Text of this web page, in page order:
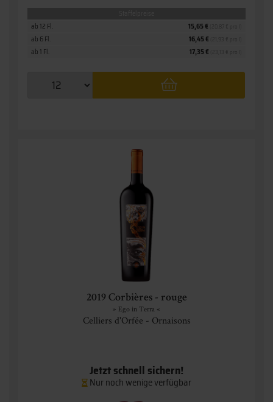
ab 1 Fl. 17,35 €
ab 6 Fl. 16,45 €
ab 12 Fl. 15,65 €
2019 Corbières - rouge
» Ego in Terra «
Celliers d'Orfée - Ornaisons
Jetzt schnell sichern!
Nur noch wenige verfügbar